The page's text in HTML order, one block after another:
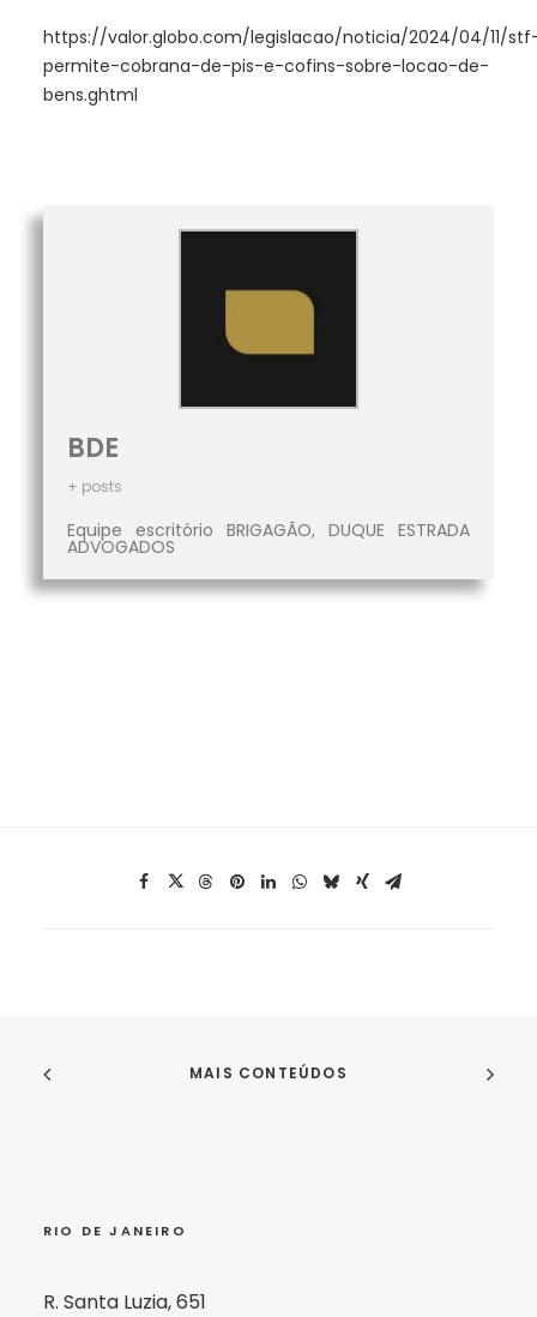
https://valor.globo.com/legislacao/noticia/2024/04/11/
permite-cobrana-de-pis-e-cofins-sobre-locao-de-
bens.ghtml
BDE
+ posts
Equipe escritório BRIGAGÃO, DUQUE ESTRADA
ADVOGADOS
MAIS CONTEÚDOS
RIO DE JANEIRO
R. Santa Luzia, 651